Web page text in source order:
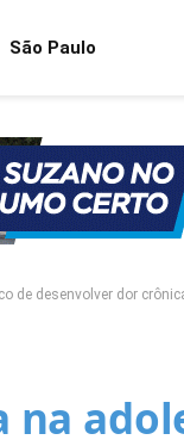
São Paulo
de desenvolver dor